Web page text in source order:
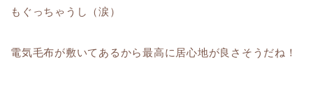
もぐっちゃうし（涙）
電気毛布が敷いてあるから最高に居心地が良さそうだね！